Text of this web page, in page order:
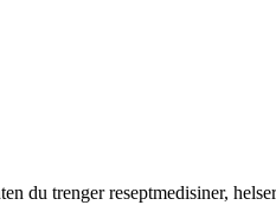
du trenger reseptmedisiner,